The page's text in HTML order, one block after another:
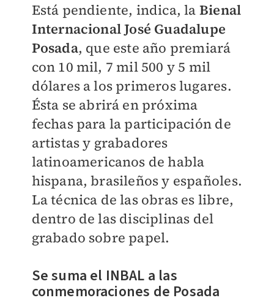
Está pendiente, indica, la Bienal
Internacional José Guadalupe
Posada, que este año premiará
con 10 mil, 7 mil 500 y 5 mil
dólares a los primeros lugares.
Ésta se abrirá en próxima
fechas para la participación de
artistas y grabadores
latinoamericanos de habla
hispana, brasileños y españoles.
La técnica de las obras es libre,
dentro de las disciplinas del
grabado sobre papel.
Se suma el INBAL a las
conmemoraciones de Posada